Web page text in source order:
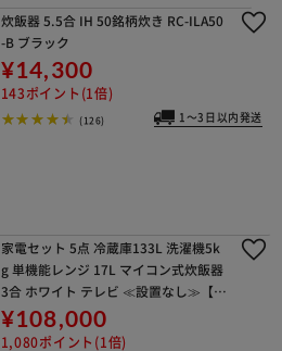
炊飯器 5.5合 IH 50銘柄炊き RC-ILA50
-B ブラック
¥14,300
143ポイント(1倍)
(126) 1～3日以内発送
家電セット 5点 冷蔵庫133L 洗濯機5k
g 単機能レンジ 17L マイコン式炊飯器
3合 ホワイト テレビ ≪設置なし≫【代
引き不可】
¥108,000
1,080ポイント(1倍)